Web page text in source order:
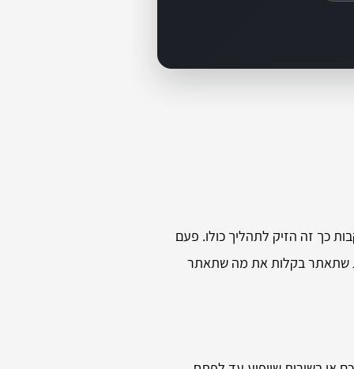
כך זה הזיק לתהליך כולו. פעם
שתאתר בקלות את מה שתאתר